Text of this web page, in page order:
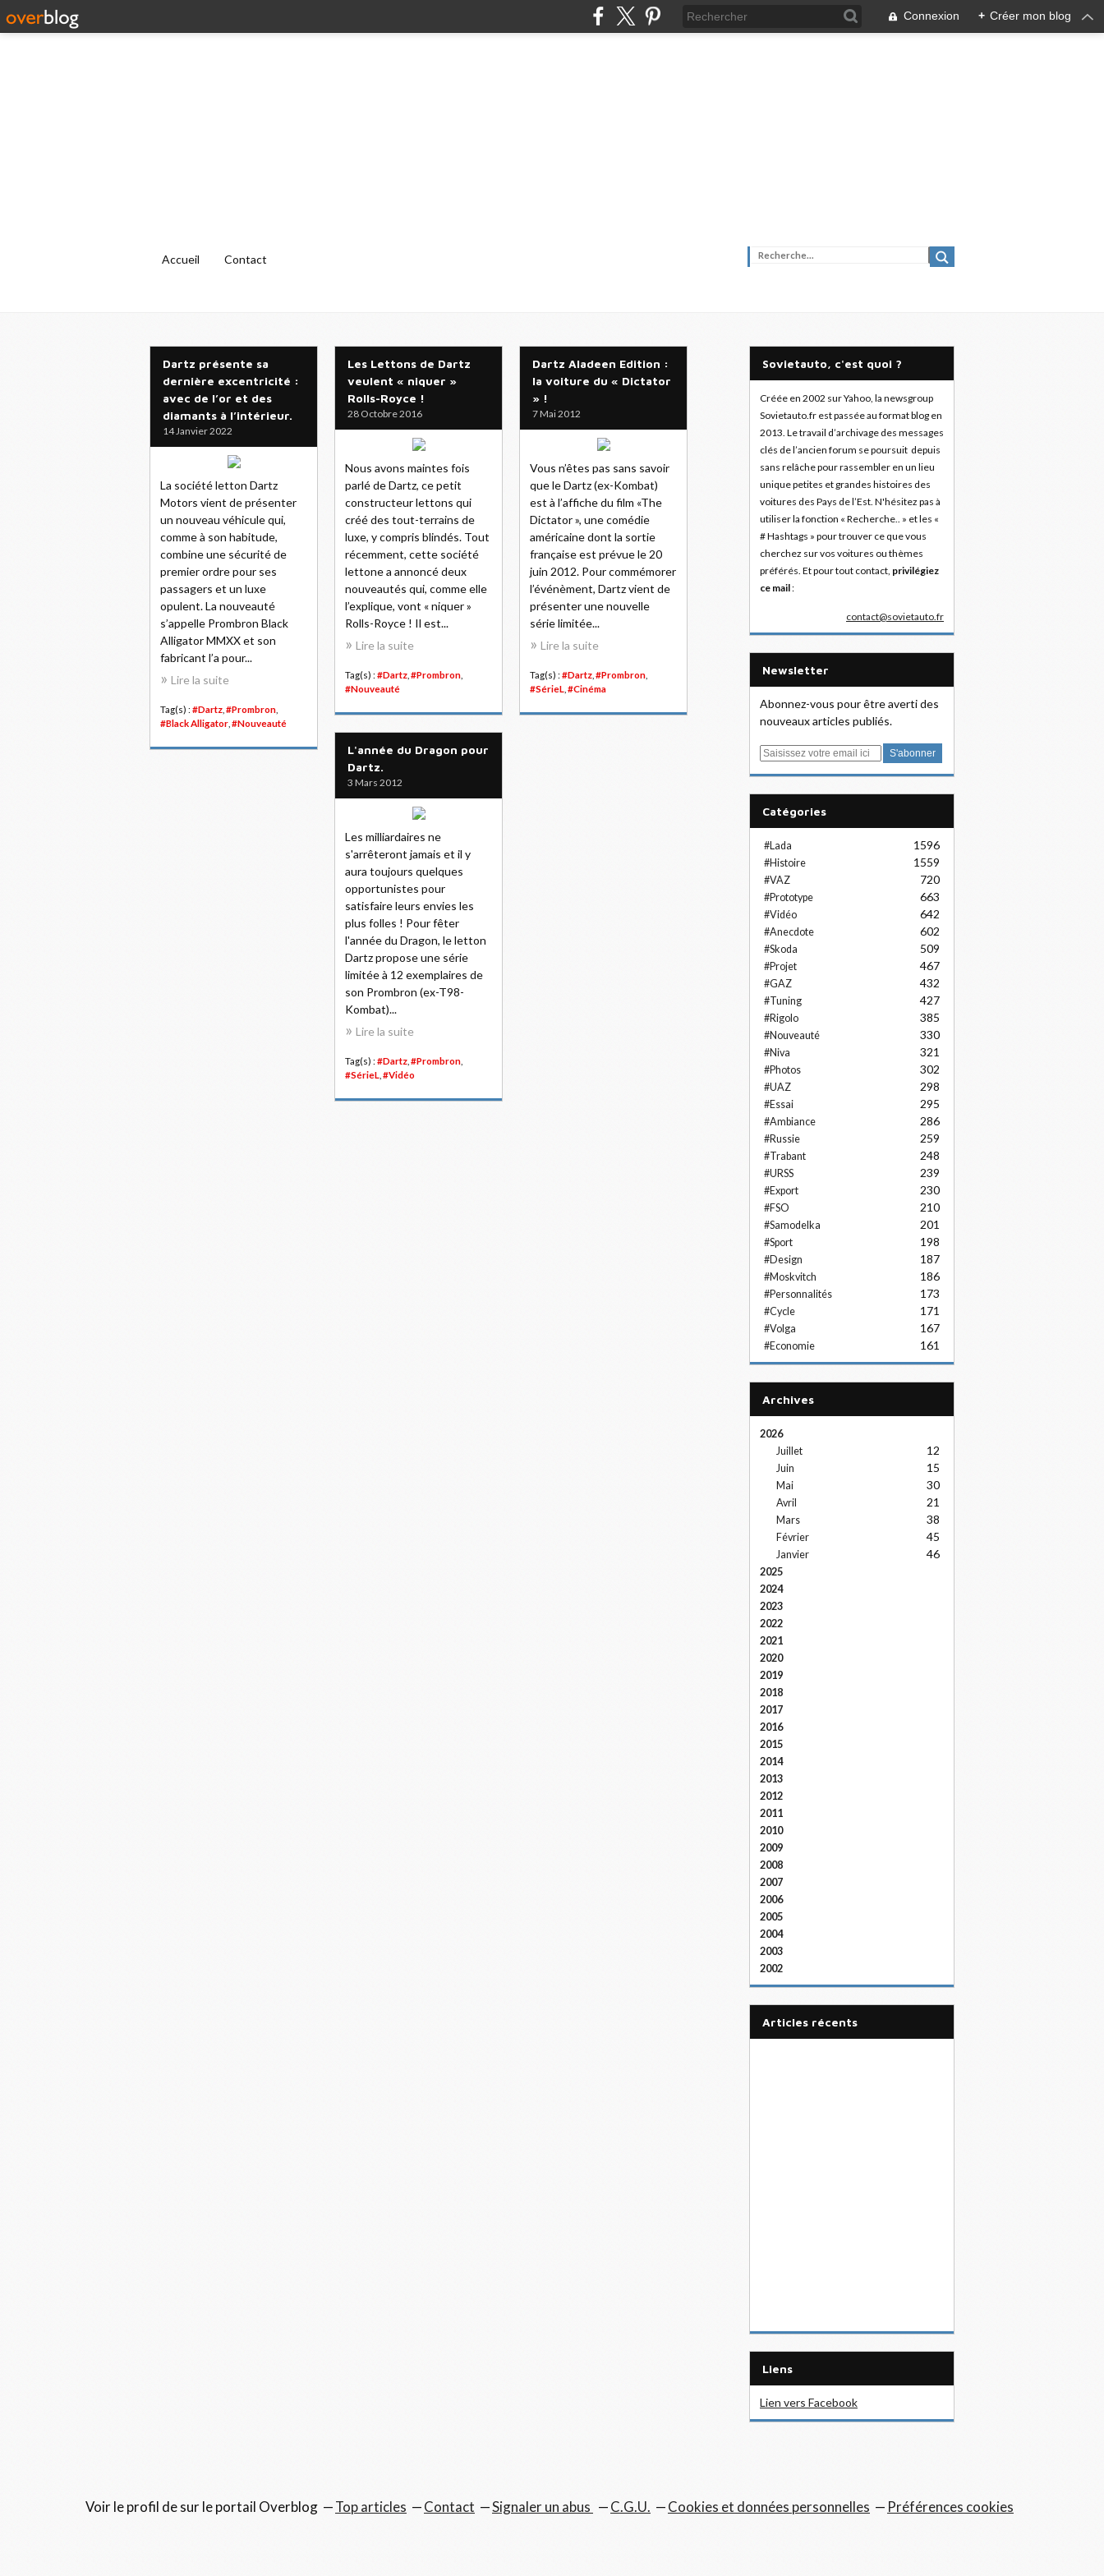
Connexion + Créer mon blog
Accueil Contact
Dartz présente sa
dernière excentricité :
avec de l’or et des
diamants à l’intérieur.
14 Janvier 2022
La société letton Dartz
Motors vient de présenter
un nouveau véhicule qui,
comme à son habitude,
combine une sécurité de
premier ordre pour ses
passagers et un luxe
opulent. La nouveauté
s’appelle Prombron Black
Alligator MMXX et son
fabricant l’a pour...
Lire la suite
Tag(s) : #Dartz #Prombron
#Black Alligator #Nouveauté
Les Lettons de Dartz
veulent « niquer »
Rolls-Royce !
28 Octobre 2016
Nous avons maintes fois
parlé de Dartz, ce petit
constructeur lettons qui
créé des tout-terrains de
luxe, y compris blindés. Tout
récemment, cette société
lettone a annoncé deux
nouveautés qui, comme elle
l’explique, vont « niquer »
Rolls-Royce ! Il est...
Lire la suite
Tag(s) : #Dartz #Prombron
#Nouveauté
Dartz Aladeen Edition :
la voiture du « Dictator
» !
7 Mai 2012
Vous n’êtes pas sans savoir
que le Dartz (ex-Kombat)
est à l’affiche du film «The
Dictator », une comédie
américaine dont la sortie
française est prévue le 20
juin 2012. Pour commémorer
l’événèment, Dartz vient de
présenter une nouvelle
série limitée...
Lire la suite
Tag(s) : #Dartz #Prombron
#SérieL #Cinéma
L'année du Dragon pour
Dartz.
3 Mars 2012
Les milliardaires ne
s'arrêteront jamais et il y
aura toujours quelques
opportunistes pour
satisfaire leurs envies les
plus folles ! Pour fêter
l'année du Dragon, le letton
Dartz propose une série
limitée à 12 exemplaires de
son Prombron (ex-T98-
Kombat)...
Lire la suite
Tag(s) : #Dartz #Prombron
#SérieL #Vidéo
Sovietauto, c'est quoi ?
Créée en 2002 sur Yahoo, la newsgroup
Sovietauto.fr est passée au format blog en
2013. Le travail d’archivage des messages
clés de l’ancien forum se poursuit depuis
sans relâche pour rassembler en un lieu
unique petites et grandes histoires des
voitures des Pays de l’Est. N'hésitez pas à
utiliser la fonction « Recherche.. » et les «
# Hashtags » pour trouver ce que vous
cherchez sur vos voitures ou thèmes
préférés. Et pour tout contact, privilégiez
ce mail:
contact@sovietauto.fr
Newsletter
Abonnez-vous pour être averti des
nouveaux articles publiés.
E
Catégories
#Lada 1596
#Histoire 1559
#VAZ 720
#Prototype 663
#Vidéo 642
#Anecdote 602
#Skoda 509
#Projet 467
#GAZ 432
#Tuning 427
#Rigolo 385
#Nouveauté 330
#Niva 321
#Photos 302
#UAZ 298
#Essai 295
#Ambiance 286
#Russie 259
#Trabant 248
#URSS 239
#Export 230
#FSO 210
#Samodelka 201
#Sport 198
#Design 187
#Moskvitch 186
#Personnalités 173
#Cycle 171
#Volga 167
#Economie 161
Archives
2026
Juillet
12
Juin 15
Mai 30
Avril 21
Mars 38
Février 45
Janvier 46
2025
2024
2023
2022
2021
2020
2019
2018
2017
2016
2015
2014
2013
2012
2011
2010
2009
2008
2007
2006
2005
2004
2003
2002
articles récents
Liens
Lien vers Facebook
Voir le profil desur le portail Overblog Top articles Contact Signaler un abus C.G.U. Cookies et données personnelles Préférences cookies